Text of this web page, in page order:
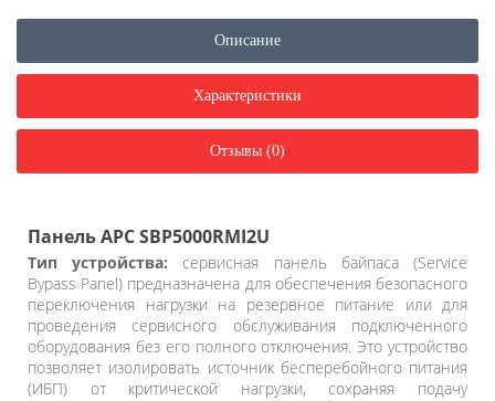
Описание
Характеристики
Отзывы (0)
Панель APC SBP5000RMI2U
Тип устройства: сервисная панель байпаса (Service
Bypass Panel) предназначена для обеспечения безопасного
переключения нагрузки на резервное питание или для
проведения сервисного обслуживания подключенного
оборудования без его полного отключения. Это устройство
позволяет изолировать источник бесперебойного питания
(ИБП) от критической нагрузки, сохраняя подачу